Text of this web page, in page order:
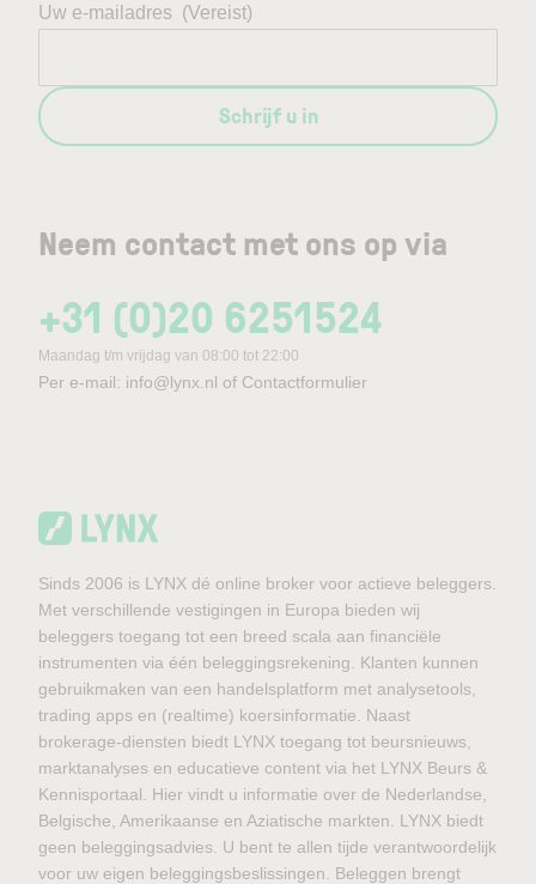
Neem contact met ons op via
+31 (0)20 6251524
Maandag t/m vrijdag van 08:00 tot 22:00
Per e-mail: info@lynx.nl of Contactformulier
Uw e-mailadres (Vereist)
Schrijf u in
Sinds 2006 is LYNX dé online broker voor actieve beleggers.
Met verschillende vestigingen in Europa bieden wij
beleggers toegang tot een breed scala aan financiële
instrumenten via één beleggingsrekening. Klanten kunnen
gebruikmaken van een handelsplatform met analysetools,
trading apps en (realtime) koersinformatie. Naast
brokerage-diensten biedt LYNX toegang tot beursnieuws,
marktanalyses en educatieve content via het LYNX Beurs &
Kennisportaal. Hier vindt u informatie over de Nederlandse,
Belgische, Amerikaanse en Aziatische markten. LYNX biedt
geen beleggingsadvies. U bent te allen tijde verantwoordelijk
voor uw eigen beleggingsbeslissingen. Beleggen brengt